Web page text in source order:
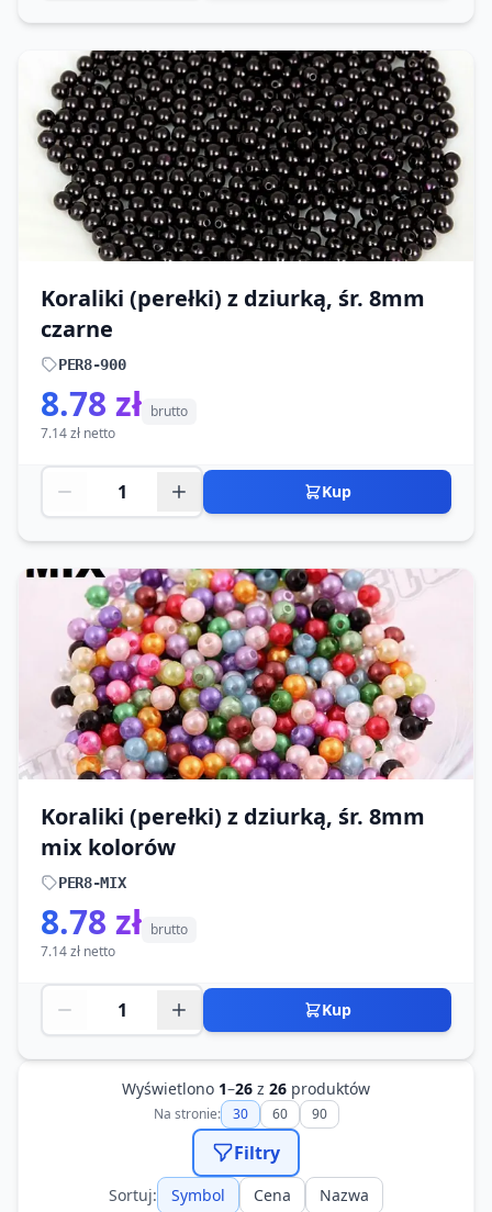
Koraliki (perełki) z dziurką, śr. 8mm
czarne
PER8-900
8.78 zł brutto
7.14 zł netto
Kup
Koraliki (perełki) z dziurką, śr. 8mm
mix kolorów
PER8-MIX
8.78 zł brutto
7.14 zł netto
Kup
Wyświetlono 1–26 z 26 produktów
Na stronie: 30 60 90
Filtry
Sortuj: Symbol Cena Nazwa